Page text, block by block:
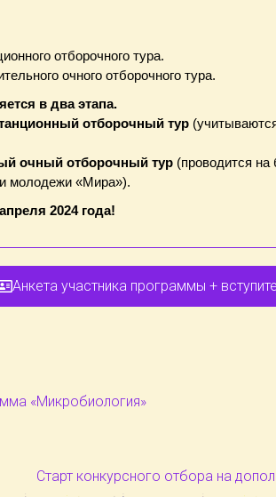
отборочного тура.
очного отборочного тура.
в два этапа.
отборочный тур
очный отборочный тур (проводится на
и молодежи «Мира»).
2024 года!
Анкета участника программы +
«Микробиология»
Старт конкурсного отбора на